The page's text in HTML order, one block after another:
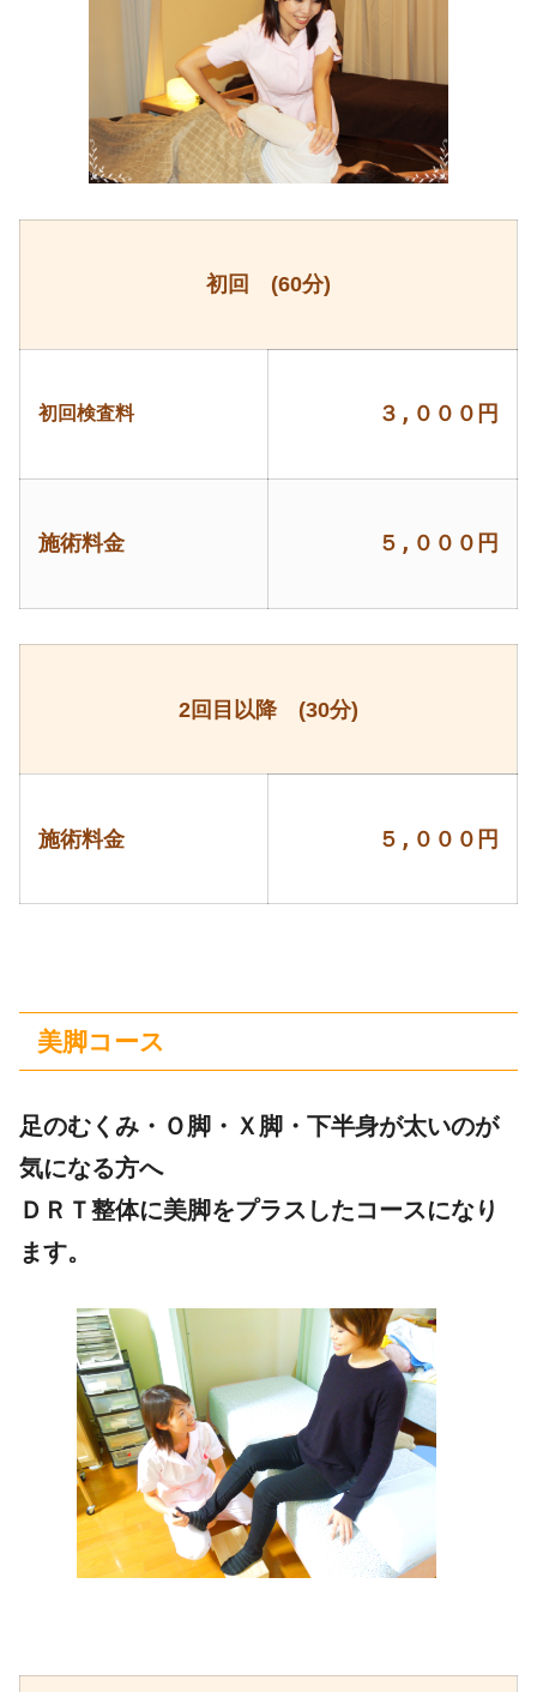
初回 (60分)
初回検査料 ３,０００円
施術料金 ５,０００円
2回目以降 (30分)
施術料金 ５,０００円
美脚コース
足のむくみ・Ｏ脚・Ｘ脚・下半身が太いのが
気になる方へ
ＤＲＴ整体に美脚をプラスしたコースになり
ます。